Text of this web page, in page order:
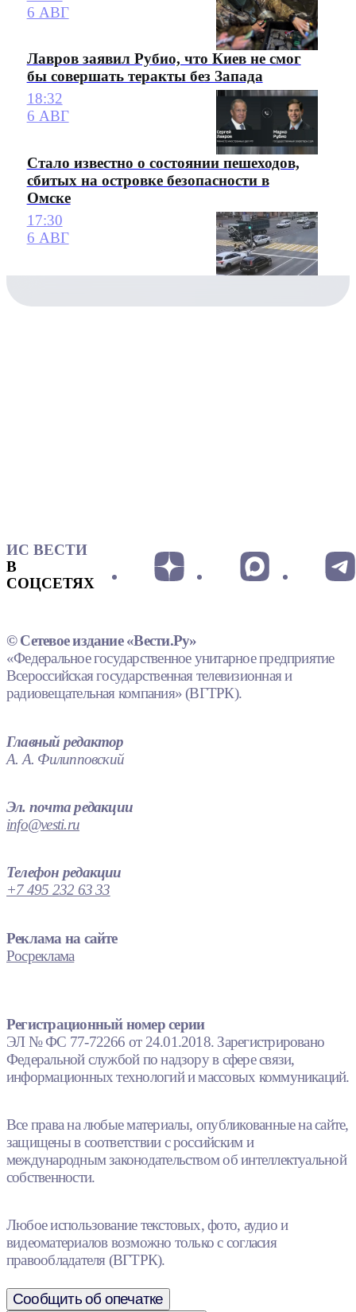
6 АВГ
Лавров заявил Рубио, что Киев не смог
бы совершать теракты без Запада
18:32
6 АВГ
Стало известно о состоянии пешеходов,
сбитых на островке безопасности в
Омске
17:30
6 АВГ
ИС ВЕСТИ
В
СОЦСЕТЯХ
© Сетевое издание «Вести.Ру»
«Федеральное государственное унитарное предприятие
Всероссийская государственная телевизионная и
радиовещательная компания» (ВГТРК).
Главный редактор
А. А. Филипповский
Эл. почта редакции
info@vesti.ru
Телефон редакции
+7 495 232 63 33
Реклама на сайте
Росреклама
Регистрационный номер серии
ЭЛ № ФС 77-72266 от 24.01.2018. Зарегистрировано
Федеральной службой по надзору в сфере связи,
информационных технологий и массовых коммуникаций.
Все права на любые материалы, опубликованные на сайте,
защищены в соответствии с российским и
международным законодательством об интеллектуальной
собственности.
Любое использование текстовых, фото, аудио и
видеоматериалов возможно только с согласия
правообладателя (ВГТРК).
Сообщить об опечатке